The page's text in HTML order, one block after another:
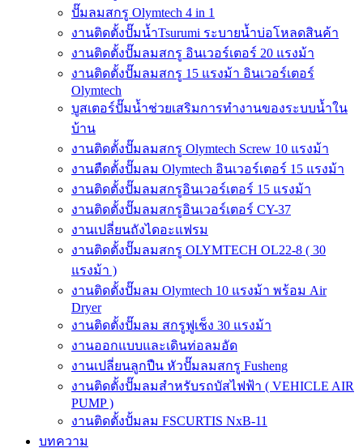
ปั๊มลมสกรู Olymtech 4 in 1
งานติดตั้งปั๊มน้ำTsurumi ระบายน้ำบ่อโหลดสินค้า
งานติดตั้งปั๊มลมสกรู อินเวอร์เตอร์ 20 แรงม้า
งานติดตั้งปั๊มลมสกรู 15 แรงม้า อินเวอร์เตอร์
Olymtech
บูสเตอร์ปั๊มน้ำช่วยเสริมการทำงานของระบบน้ำใน
บ้าน
งานติดตั้งปั๊มลมสกรู Olymtech Screw 10 แรงม้า
งานตืดตั้งปั๊มลม Olymtech อินเวอร์เตอร์ 15 แรงม้า
งานติดตั้งปั๊มลมสกรูอินเวอร์เตอร์ 15 แรงม้า
งานติดตั้งปั๊มลมสกรูอินเวอร์เตอร์ CY-37
งานเปลี่ยนถังไดอะแฟรม
งานติดตั้งปั๊มลมสกรู OLYMTECH OL22-8 ( 30
แรงม้า )
งานติดตั้งปั๊มลม Olymtech 10 แรงม้า พร้อม Air
Dryer
งานติดตั้งปั๊มลม สกรูฟูเช็ง 30 แรงม้า
งานออกแบบและเดินท่อลมอัด
งานเปลี่ยนลูกปืน หัวปั๊มลมสกรู Fusheng
งานติดตั้งปั๊มลมสำหรับรถบัสไฟฟ้า ( VEHICLE AIR
PUMP )
งานติดตั้งปั้มลม FSCURTIS NxB-11
บทความ